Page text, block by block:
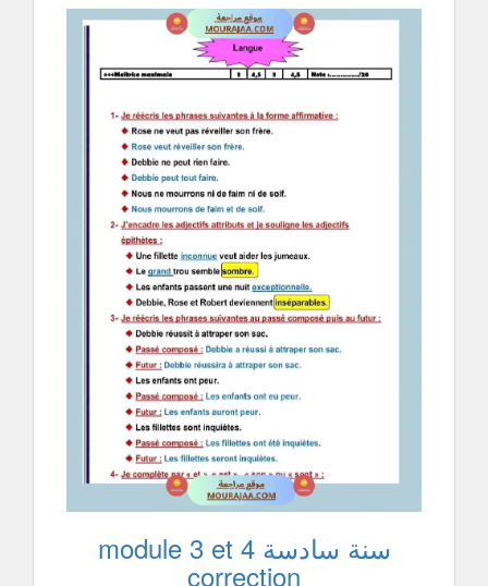
سنة سادسة module 3 et 4
correction